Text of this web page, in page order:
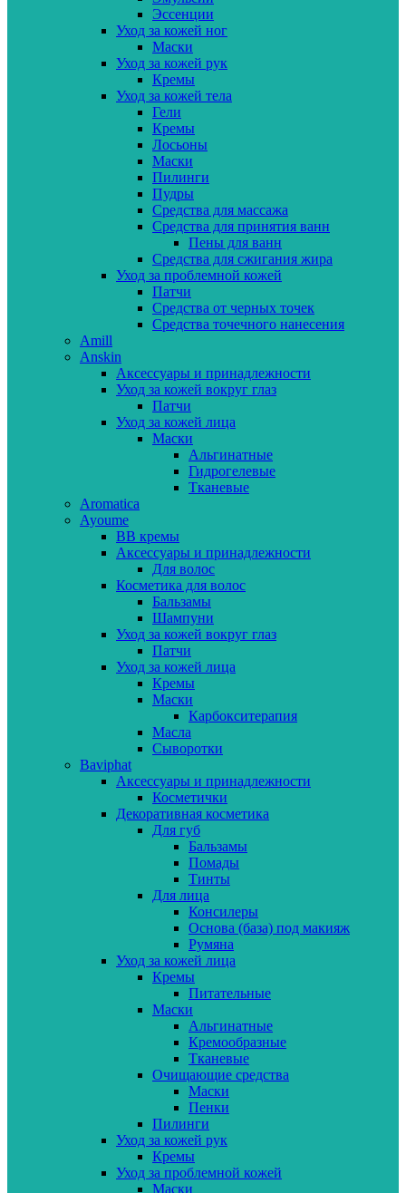
Эссенции
Уход за кожей ног
Маски
Уход за кожей рук
Кремы
Уход за кожей тела
Гели
Кремы
Лосьоны
Маски
Пилинги
Пудры
Средства для массажа
Средства для принятия ванн
Пены для ванн
Средства для сжигания жира
Уход за проблемной кожей
Патчи
Средства от черных точек
Средства точечного нанесения
Amill
Anskin
Аксессуары и принадлежности
Уход за кожей вокруг глаз
Патчи
Уход за кожей лица
Маски
Альгинатные
Гидрогелевые
Тканевые
Aromatica
Ayoume
BB кремы
Аксессуары и принадлежности
Для волос
Косметика для волос
Бальзамы
Шампуни
Уход за кожей вокруг глаз
Патчи
Уход за кожей лица
Кремы
Маски
Карбокситерапия
Масла
Сыворотки
Baviphat
Аксессуары и принадлежности
Косметички
Декоративная косметика
Для губ
Бальзамы
Помады
Тинты
Для лица
Консилеры
Основа (база) под макияж
Румяна
Уход за кожей лица
Кремы
Питательные
Маски
Альгинатные
Кремообразные
Тканевые
Очищающие средства
Маски
Пенки
Пилинги
Уход за кожей рук
Кремы
Уход за проблемной кожей
Маски